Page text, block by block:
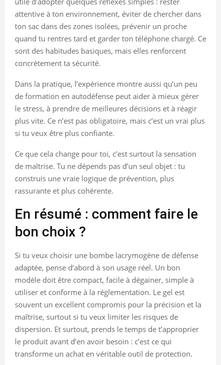
attentive à ton environnement, éviter de chercher dans
ton sac dans des zones isolées, prévenir un proche
quand tu rentres tard et garder ton téléphone chargé. Ce
sont des habitudes basiques, mais elles renforcent
concrètement ta sécurité.
Dans la pratique, l’expérience montre aussi qu’un peu
de formation en autodéfense peut aider à mieux gérer
le stress, à prendre de meilleures décisions et à réagir
plus vite. Ce n’est pas obligatoire, mais c’est un vrai plus
si tu veux être plus confiante.
Ce que cela change pour toi, c’est surtout la sensation
de maîtrise. Tu ne dépends pas d’un seul objet : tu
construis une vraie logique de prévention, plus
rassurante et plus cohérente.
En résumé : comment faire le
bon choix ?
Si tu veux choisir une bombe lacrymogène de défense
adaptée, pense d’abord à son usage réel. Un bon
modèle doit être compact, facile à dégainer, simple à
utiliser et conforme à la réglementation. Le gel est
souvent un excellent compromis pour la précision et la
maîtrise, surtout si tu veux limiter les risques de
dispersion. Et surtout, prends le temps de t’approprier
le produit avant d’en avoir besoin : c’est ce qui
transforme un achat en véritable outil de protection.